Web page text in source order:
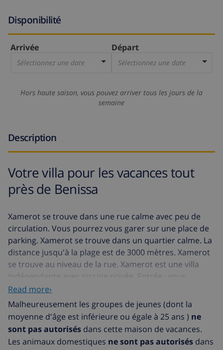
Disponibilité
Arrivée
Sélectionnez une date
Départ
Sélectionnez une date
Hors haute saison, vous pouvez arriver tous les jours de la
semaine
Description
Votre villa pour les vacances tout
près de Benissa
Xamerot se trouve dans une rue calme avec peu de
circulation. Vous pourrez vous garer sur une place de
parking. Xamerot se trouve dans un quartier calme. La
distance jusqu'à la plage est de 3000 mètres. Xamerot
se trouve au niveau de la rue. Xamerot est une villa
indépendante avec piscine privée. Entrée : vous
trouverez la salle de séjour, cuisine ouverte, salle à
manger et 2 chambres à coucher et 1 une salle de
bains. Premier étage: vous trouverez la 1 chambre à
coucher et 1 une salle de bains. Le style est bien avec
des détails. L'intérieur a un mélange de différentes
Read more›
Malheureusement les groupes de jeunes (dont la
moyenne d'âge est inférieure ou égale à 25 ans ) ne
sont pas autorisés dans cette maison de vacances.
Les animaux domestiques ne sont pas autorisés dans